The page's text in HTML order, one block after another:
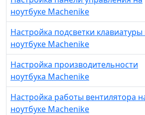
ноутбуке Machenike
Настройка подсветки клавиатуры
ноутбуке Machenike
Настройка производительности
ноутбука Machenike
Настройка работы вентилятора
ноутбуке Machenike